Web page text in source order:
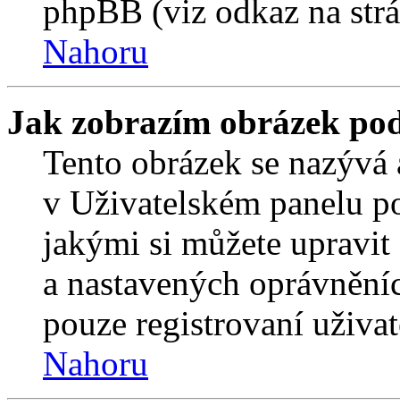
phpBB (viz odkaz na
Nahoru
Jak zobrazím obrázek
Tento obrázek se
v Uživatelském panelu
jakými si můžete
a nastavených
pouze registrovaní
Nahoru